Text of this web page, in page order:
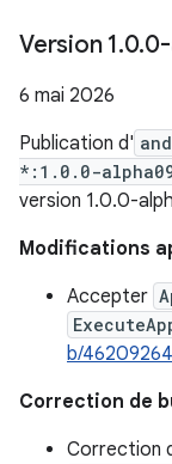
Version 1.0.
6 mai 2026
Publication d'
*:1.0.0-
version 1.0.0-
Modifications
Accepter
b/
Correction de
Correction